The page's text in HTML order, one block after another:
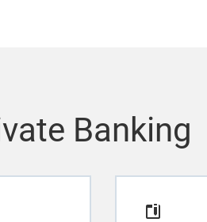
Banking